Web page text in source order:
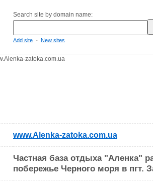
Search site by domain name:
Add site - New sites
zatoka.com.ua
www.Alenka-zatoka.com.ua
Частная база отдыха "Аленка"
побережье Черного моря в пгт.